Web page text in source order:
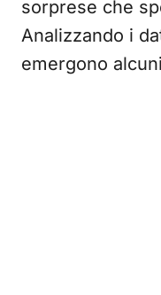
sorprese che
Analizzando i
emergono